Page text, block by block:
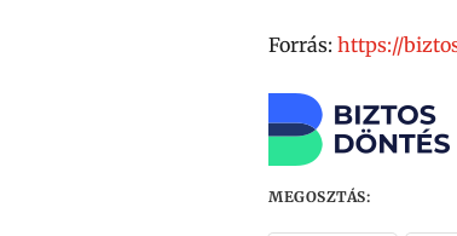
Forrás: https://
MEGOSZTÁS: